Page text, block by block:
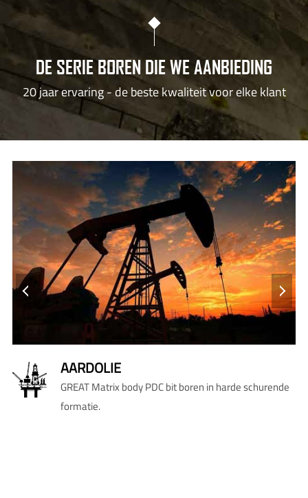
DE SERIE BOREN DIE WE AANBIEDING
20 jaar ervaring - de beste kwaliteit voor elke klant
AARDOLIE
GREAT Matrix body PDC bit boren in harde schurende
formatie.